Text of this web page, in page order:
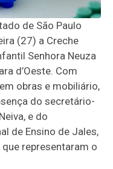
de São Paulo
(27) a Creche
Senhora Neuza
d’Oeste. Com
obras e mobiliário,
do secretário-
e do
de Ensino de Jales,
representaram o